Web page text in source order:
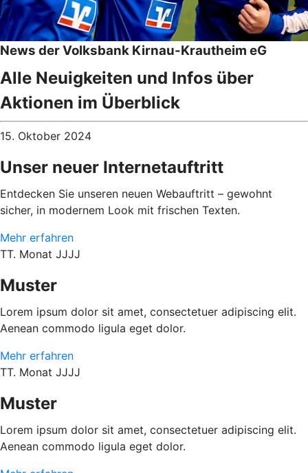
News der Volksbank Kirnau-Krautheim eG
Alle Neuigkeiten und Infos über
Aktionen im Überblick
15. Oktober 2024
Unser neuer Internetauftritt
Entdecken Sie unseren neuen Webauftritt – gewohnt
sicher, in modernem Look mit frischen Texten.
Mehr erfahren
TT. Monat JJJJ
Muster
Lorem ipsum dolor sit amet, consectetuer adipiscing elit.
Aenean commodo ligula eget dolor.
Mehr erfahren
TT. Monat JJJJ
Muster
Lorem ipsum dolor sit amet, consectetuer adipiscing elit.
Aenean commodo ligula eget dolor.